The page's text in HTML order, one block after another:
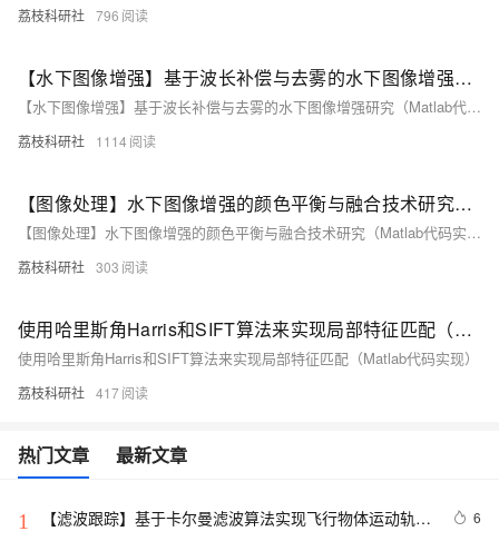
荔枝科研社 796
【水下图像增强】基于波长补偿与去雾的水下图像增强研究（Matlab代码实现）
【水下图像增强】基于波长补偿与去雾的水下图像增强研究（Matlab代码实现）
荔枝科研社 1114
【图像处理】水下图像增强的颜色平衡与融合技术研究（Matlab代码实现）
【图像处理】水下图像增强的颜色平衡与融合技术研究（Matlab代码实现）
荔枝科研社 303
使用哈里斯角Harris和SIFT算法来实现局部特征匹配（Matlab代码实现）
使用哈里斯角Harris和SIFT算法来实现局部特征匹配（Matlab代码实现）
荔枝科研社 417
热门文章 最新文章
1
【滤波跟踪】基于卡尔曼滤波算法实现飞行物体运动轨迹
6